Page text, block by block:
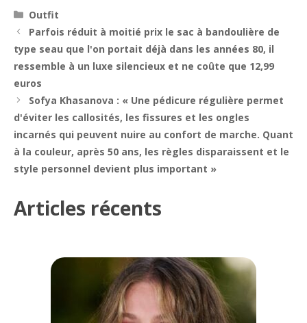
Catégories
Outfit
Navigation
des
articles
Parfois réduit à moitié prix le sac à bandoulière de
type seau que l'on portait déjà dans les années 80, il
ressemble à un luxe silencieux et ne coûte que 12,99
euros
Sofya Khasanova : « Une pédicure régulière permet
d'éviter les callosités, les fissures et les ongles
incarnés qui peuvent nuire au confort de marche. Quant
à la couleur, après 50 ans, les règles disparaissent et le
style personnel devient plus important »
Articles récents